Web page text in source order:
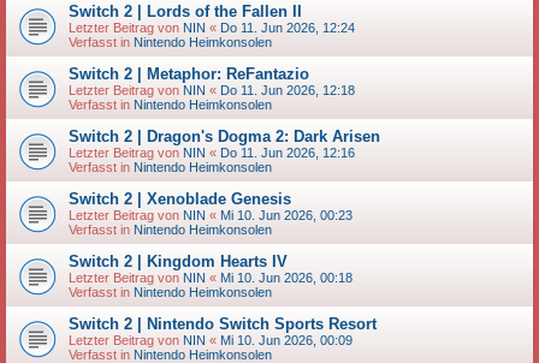
Switch 2 | Lords of the Fallen II
Letzter Beitrag von NIN « Do 11. Jun 2026, 12:24
Verfasst in Nintendo Heimkonsolen
Switch 2 | Metaphor: ReFantazio
Letzter Beitrag von NIN « Do 11. Jun 2026, 12:18
Verfasst in Nintendo Heimkonsolen
Switch 2 | Dragon's Dogma 2: Dark Arisen
Letzter Beitrag von NIN « Do 11. Jun 2026, 12:16
Verfasst in Nintendo Heimkonsolen
Switch 2 | Xenoblade Genesis
Letzter Beitrag von NIN « Mi 10. Jun 2026, 00:23
Verfasst in Nintendo Heimkonsolen
Switch 2 | Kingdom Hearts IV
Letzter Beitrag von NIN « Mi 10. Jun 2026, 00:18
Verfasst in Nintendo Heimkonsolen
Switch 2 | Nintendo Switch Sports Resort
Letzter Beitrag von NIN « Mi 10. Jun 2026, 00:09
Verfasst in Nintendo Heimkonsolen